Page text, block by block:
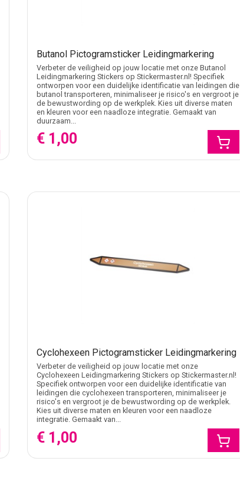
Butanol Pictogramsticker Leidingmarkering
Verbeter de veiligheid op jouw locatie met onze Butanol
Leidingmarkering Stickers op Stickermaster.nl! Specifiek
ontworpen voor een duidelijke identificatie van leidingen die
butanol transporteren, minimaliseer je risico's en vergroot je
de bewustwording op de werkplek. Kies uit diverse maten
en kleuren voor een naadloze integratie. Gemaakt van
duurzaam...
€ 1,00
Cyclohexeen Pictogramsticker Leidingmarkering
Verbeter de veiligheid op jouw locatie met onze
Cyclohexeen Leidingmarkering Stickers op Stickermaster.nl!
Specifiek ontworpen voor een duidelijke identificatie van
leidingen die cyclohexeen transporteren, minimaliseer je
risico's en vergroot je de bewustwording op de werkplek.
Kies uit diverse maten en kleuren voor een naadloze
integratie. Gemaakt van...
€ 1,00